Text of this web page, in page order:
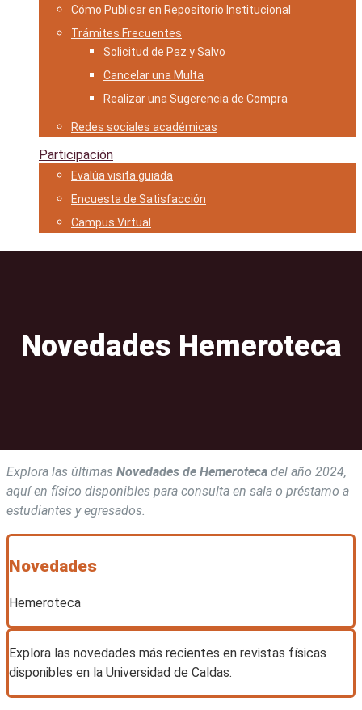
Cómo Publicar en Repositorio Institucional
Trámites Frecuentes
Solicitud de Paz y Salvo
Cancelar una Multa
Realizar una Sugerencia de Compra
Redes sociales académicas
Participación
Evalúa visita guiada
Encuesta de Satisfacción
Campus Virtual
Novedades Hemeroteca
Explora las últimas Novedades de Hemeroteca del año 2024,
aquí en físico disponibles para consulta en sala o préstamo a
estudiantes y egresados.
Novedades
Hemeroteca
Explora las novedades más recientes en revistas físicas
disponibles en la Universidad de Caldas.